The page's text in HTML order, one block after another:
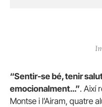
“Sentir-se bé, tenir
emocionalment…”. Així
Montse i l’Airam, quatre